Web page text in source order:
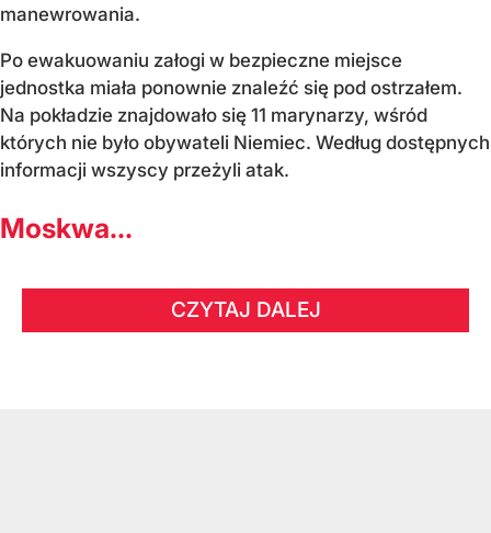
manewrowania.
Po ewakuowaniu załogi w bezpieczne miejsce
jednostka miała ponownie znaleźć się pod ostrzałem.
Na pokładzie znajdowało się 11 marynarzy, wśród
których nie było obywateli Niemiec. Według dostępnych
informacji wszyscy przeżyli atak.
Moskwa...
CZYTAJ DALEJ